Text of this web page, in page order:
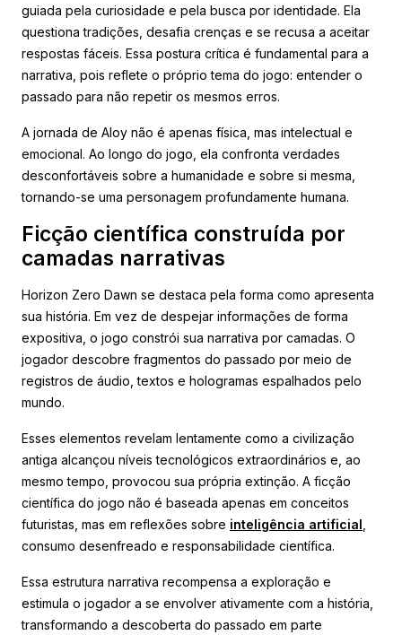
guiada pela curiosidade e pela busca por identidade. Ela
questiona tradições, desafia crenças e se recusa a aceitar
respostas fáceis. Essa postura crítica é fundamental para a
narrativa, pois reflete o próprio tema do jogo: entender o
passado para não repetir os mesmos erros.
A jornada de Aloy não é apenas física, mas intelectual e
emocional. Ao longo do jogo, ela confronta verdades
desconfortáveis sobre a humanidade e sobre si mesma,
tornando-se uma personagem profundamente humana.
Ficção científica construída por
camadas narrativas
Horizon Zero Dawn se destaca pela forma como apresenta
sua história. Em vez de despejar informações de forma
expositiva, o jogo constrói sua narrativa por camadas. O
jogador descobre fragmentos do passado por meio de
registros de áudio, textos e hologramas espalhados pelo
mundo.
Esses elementos revelam lentamente como a civilização
antiga alcançou níveis tecnológicos extraordinários e, ao
mesmo tempo, provocou sua própria extinção. A ficção
científica do jogo não é baseada apenas em conceitos
futuristas, mas em reflexões sobre inteligência artificial
consumo desenfreado e responsabilidade científica.
Essa estrutura narrativa recompensa a exploração e
estimula o jogador a se envolver ativamente com a história,
transformando a descoberta do passado em parte